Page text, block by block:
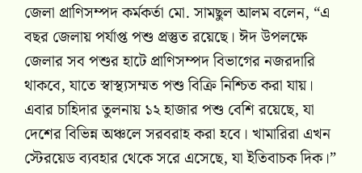
জেলা প্রাণিসম্পদ কর্মকর্তা মো. সামছুল আলম বলেন, “এ
বছর জেলায় পর্যাপ্ত পশু প্রস্তুত রয়েছে। ঈদ উপলক্ষে
জেলার সব পশুর হাটে প্রাণিসম্পদ বিভাগের নজরদারি
থাকবে, যাতে স্বাস্থ্যসম্মত পশু বিক্রি নিশ্চিত করা যায়।
এবার চাহিদার তুলনায় ১২ হাজার পশু বেশি রয়েছে, যা
দেশের বিভিন্ন অঞ্চলে সরবরাহ করা হবে। খামারিরা এখন
স্টেরয়েড ব্যবহার থেকে সরে এসেছে, যা ইতিবাচক দিক।”